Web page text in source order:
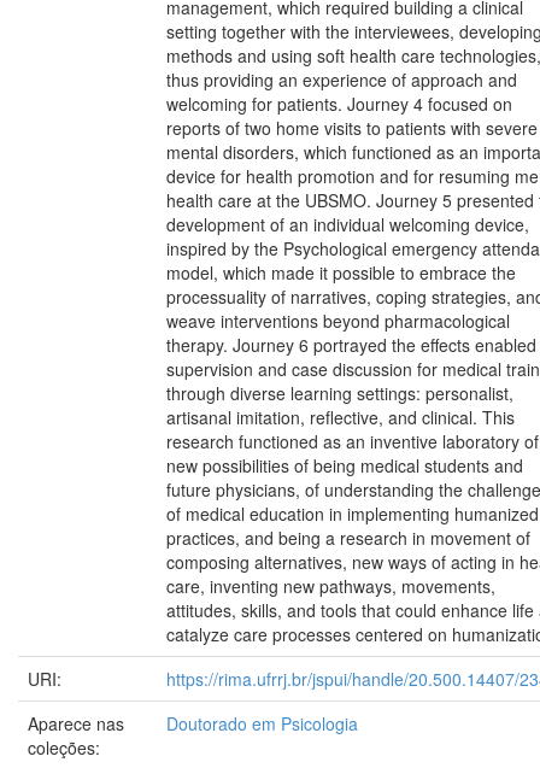
management, which required building a clinical
setting together with the interviewees,
methods and using soft health care technologies,
thus providing an experience of approach and
welcoming for patients. Journey 4 focused on
reports of two home visits to patients with severe
mental disorders, which functioned as an
device for health promotion and for resuming
health care at the UBSMO. Journey 5 presented
development of an individual welcoming device,
inspired by the Psychological emergency
model, which made it possible to embrace the
processuality of narratives, coping strategies,
weave interventions beyond pharmacological
therapy. Journey 6 portrayed the effects
supervision and case discussion for medical
through diverse learning settings: personalist,
artisanal imitation, reflective, and clinical. This
research functioned as an inventive laboratory of
new possibilities of being medical students and
future physicians, of understanding the
of medical education in implementing humanized
practices, and being a research in movement of
composing alternatives, new ways of acting in
care, inventing new pathways, movements,
attitudes, skills, and tools that could enhance life
catalyze care processes centered on
URI:
https://rima.ufrrj.br/jspui/handle/20.500.14407/
Aparece nas
coleções:
Doutorado em Psicologia